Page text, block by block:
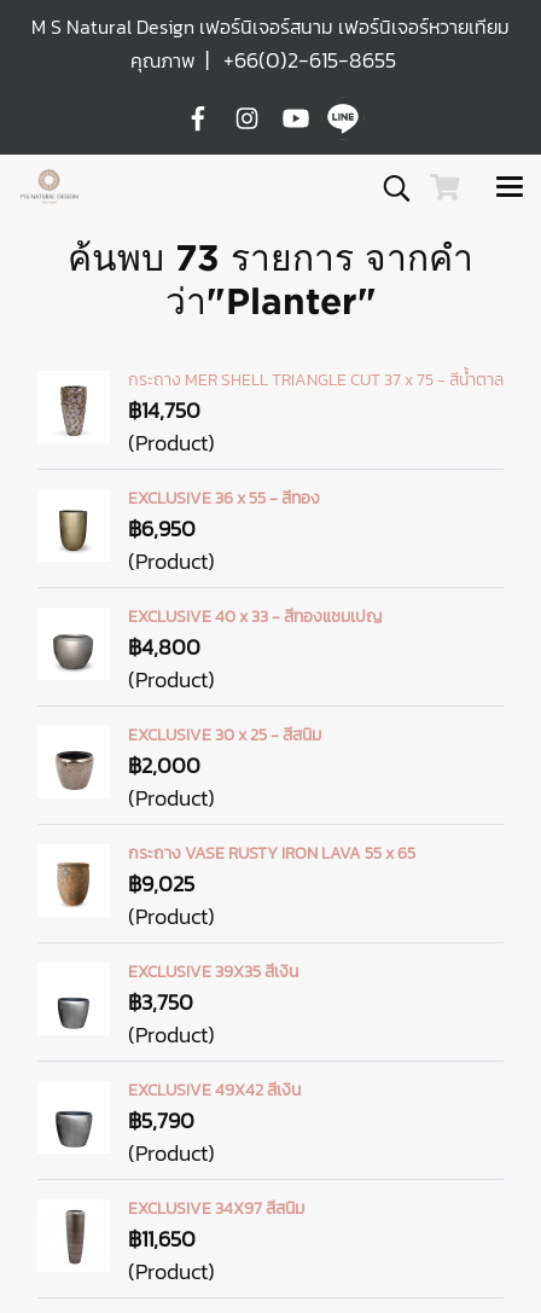
M S Natural Design เฟอร์นิเจอร์สนาม เฟอร์นิเจอร์หวายเทียม
คุณภาพ | +66(0)2-615-8655
ค้นพบ 73 รายการ จากคำ
ว่า"Planter"
กระถาง MER SHELL TRIANGLE CUT 37 x 75 - สีน้ำตาล
฿14,750
(Product)
EXCLUSIVE 36 x 55 - สีทอง
฿6,950
(Product)
EXCLUSIVE 40 x 33 - สีทองแชมเปญ
฿4,800
(Product)
EXCLUSIVE 30 x 25 - สีสนิม
฿2,000
(Product)
กระถาง VASE RUSTY IRON LAVA 55 x 65
฿9,025
(Product)
EXCLUSIVE 39X35 สีเงิน
฿3,750
(Product)
EXCLUSIVE 49X42 สีเงิน
฿5,790
(Product)
EXCLUSIVE 34X97 สีสนิม
฿11,650
(Product)